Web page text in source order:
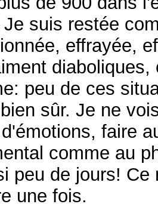
suis restée
effrayée,
peu de ces
sûr. Je ne
faire
comme au
peu de jours!
une fois.